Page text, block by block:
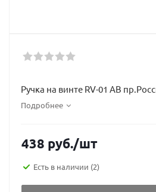
Ручка на винте RV-01 AB
Подробнее
438 руб./шт
Есть в наличии (2)